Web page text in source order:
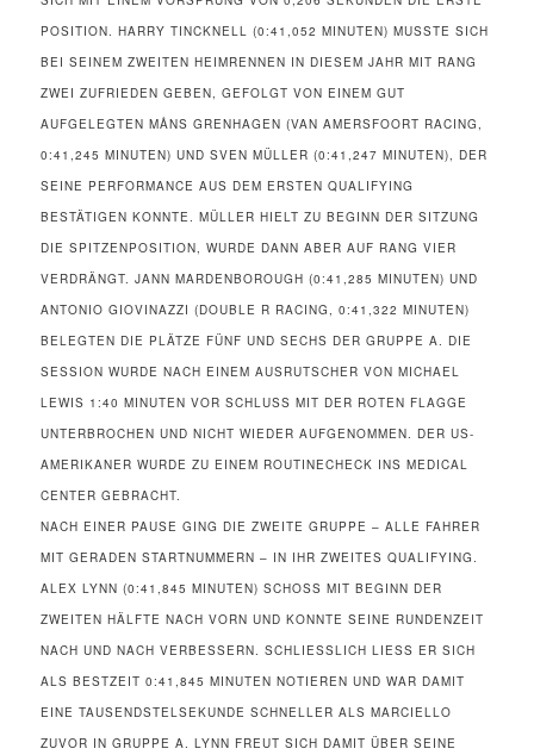
OSITION. HARRY TINCKNELL (0:41,052 MINUTEN) MUSSTE SICH B
EI SEINEM ZWEITEN HEIMRENNEN IN DIESEM JAHR MIT RANG Z
WEI ZUFRIEDEN GEBEN, GEFOLGT VON EINEM GUT A
UFGELEGTEN MÅNS GRENHAGEN (VAN AMERSFOORT RACING, 0
:41,245 MINUTEN) UND SVEN MÜLLER (0:41,247 MINUTEN), DER S
EINE PERFORMANCE AUS DEM ERSTEN QUALIFYING B
ESTÄTIGEN KONNTE. MÜLLER HIELT ZU BEGINN DER SITZUNG D
IE SPITZENPOSITION, WURDE DANN ABER AUF RANG VIER V
ERDRÄNGT. JANN MARDENBOROUGH (0:41,285 MINUTEN) UND A
NTONIO GIOVINAZZI (DOUBLE R RACING, 0:41,322 MINUTEN) B
ELEGTEN DIE PLÄTZE FÜNF UND SECHS DER GRUPPE A. DIE S
ESSION WURDE NACH EINEM AUSRUTSCHER VON MICHAEL L
EWIS 1:40 MINUTEN VOR SCHLUSS MIT DER ROTEN FLAGGE U
NTERBROCHEN UND NICHT WIEDER AUFGENOMMEN. DER US-A
MERIKANER WURDE ZU EINEM ROUTINECHECK INS MEDICAL C
ENTER GEBRACHT.
NACH EINER PAUSE GING DIE ZWEITE GRUPPE – ALLE FAHRER
MIT GERADEN STARTNUMMERN – IN IHR ZWEITES QUALIFYING.
ALEX LYNN (0:41,845 MINUTEN) SCHOSS MIT BEGINN DER
ZWEITEN HÄLFTE NACH VORN UND KONNTE SEINE RUNDENZEIT
NACH UND NACH VERBESSERN. SCHLIESSLICH LIESS ER SICH AL
S BESTZEIT 0:41,845 MINUTEN NOTIEREN UND WAR DAMIT EI
NE TAUSENDSTELSEKUNDE SCHNELLER ALS MARCIELLO ZU
VOR IN GRUPPE A. LYNN FREUT SICH DAMIT ÜBER SEINE DR